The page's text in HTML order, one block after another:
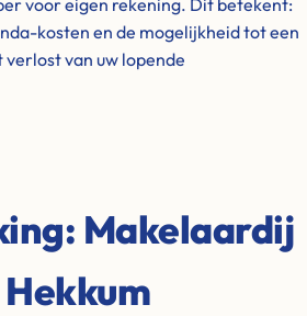
voor eigen rekening. Dit betekent:
kosten en de mogelijkheid tot een
van uw lopende
Makelaardij